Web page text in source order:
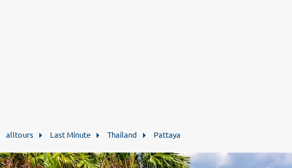
alltours Last Minute Thailand Pattaya